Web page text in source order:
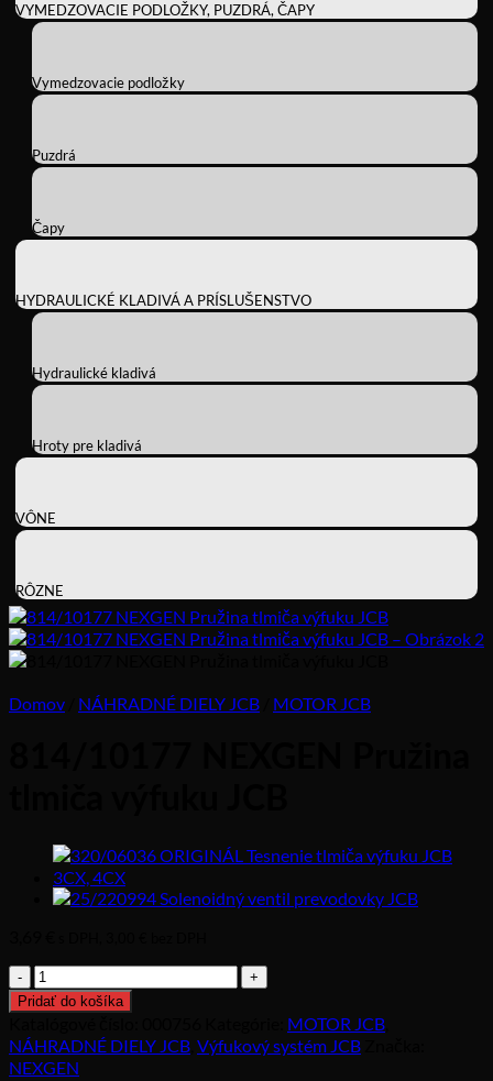
VYMEDZOVACIE PODLOŽKY, PUZDRÁ, ČAPY
Vymedzovacie podložky
Puzdrá
Čapy
HYDRAULICKÉ KLADIVÁ A PRÍSLUŠENSTVO
Hydraulické kladivá
Hroty pre kladivá
VÔNE
RÔZNE
Domov NÁHRADNÉ DIELY JCB MOTOR JCB
množstvo
814/10177
NEXGEN
Pružina
tlmiča
Pridať do košíka
MOTOR JCB
NÁHRADNÉ DIELY JCB Výfukový systém JCB
NEXGEN